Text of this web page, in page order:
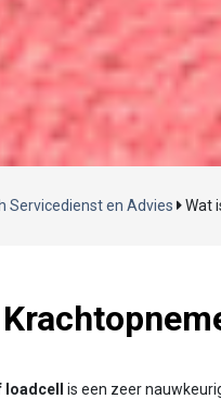
Servicedienst en Advies Wat
loadcell is een zeer